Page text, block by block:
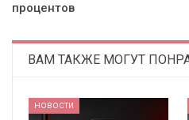
процентов
ВАМ ТАКЖЕ МОГУТ
НОВОСТИ